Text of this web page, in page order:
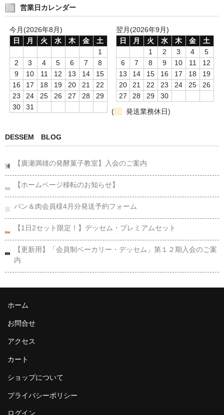
営業日カレンダー
今月(2026年8月)
日
月 火 水 木 金
土
1
2
3 4 5 6 7
8
9
10 11 12 13 14
15
16
17 18 19 20 21
22
23
24 25 26 27 28
29
30
31
翌月(2026年9月)
日
月 火 水 木 金
土
1
2 3 4
5
6
7 8 9 10 11
12
13
14 15 16 17 18
19
20
21 22 23 24 25
26
27
28 29
30
(
発送業務休日)
DESSEM BLOG
【廣瀬満雄の発酵菓子教室】入会のご案内
【ホームページ移転のお知らせ】
パン＆肉会員様4月分発送予約フォーム
【1日2セット限定！】デッセム・プレミアムセット
【更新用】「会員制ベーカリー・デッセム」第１２期入会のご案
内
ホーム
お問合せ
アクセス
カート
ショップについて
プライバシーポリシー
ログイン